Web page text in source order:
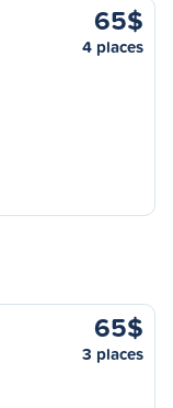
65$
4 places
65$
3 places